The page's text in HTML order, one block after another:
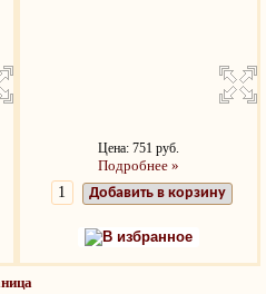
Цена: 751 руб.
Подробнее »
Добавить в корзину
В избранное